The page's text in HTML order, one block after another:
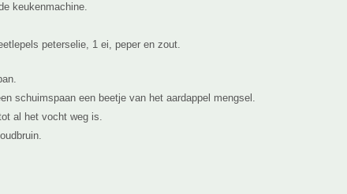
keukenmachine.
peterselie, 1 ei, peper en zout.
schuimspaan een beetje van het aardappel mengsel.
al het vocht weg is.